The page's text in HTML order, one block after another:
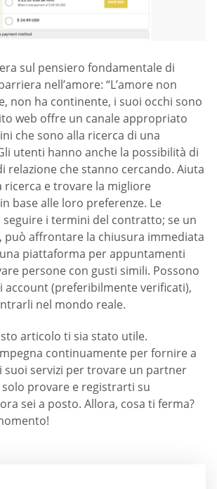
sul pensiero fondamentale di
nell’amore: “L’amore non
non ha continente, i suoi occhi sono
web offre un canale appropriato
che sono alla ricerca di una
utenti hanno anche la possibilità di
relazione che stanno cercando. Aiuta
ricerca e trovare la migliore
base alle loro preferenze. Le
i termini del contratto; se un
può affrontare la chiusura immediata
piattaforma per appuntamenti
persone con gusti simili. Possono
account (preferibilmente verificati),
nel mondo reale.
articolo ti sia stato utile.
continuamente per fornire a
suoi servizi per trovare un partner
provare e registrarti su
sei a posto. Allora, cosa ti ferma?